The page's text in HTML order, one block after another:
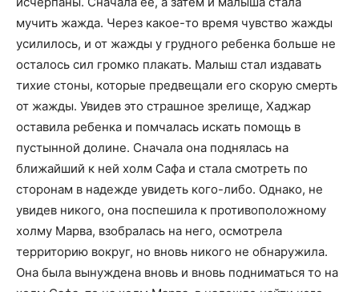
мучить жажда. Через какое-то время чувство жажды
усилилось, и от жажды у грудного ребенка больше не
осталось сил громко плакать. Малыш стал издавать
тихие стоны, которые предвещали его скорую смерть
от жажды. Увидев это страшное зрелище, Хаджар
оставила ребенка и помчалась искать помощь в
пустынной долине. Сначала она поднялась на
ближайший к ней холм Сафа и стала смотреть по
сторонам в надежде увидеть кого-либо. Однако, не
увидев никого, она поспешила к противоположному
холму Марва, взобралась на него, осмотрела
территорию вокруг, но вновь никого не обнаружила.
Она была вынуждена вновь и вновь подниматься то на